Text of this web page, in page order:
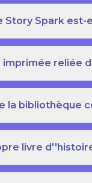
Spark est-
reliée
la bibliothèque
livre